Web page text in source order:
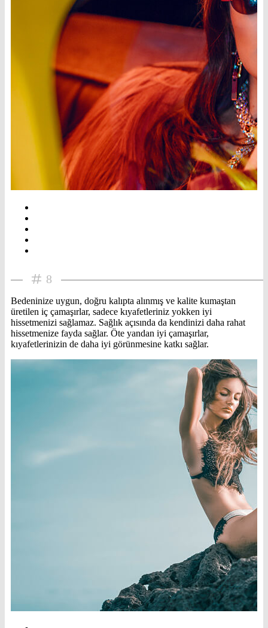
8
Bedeninize uygun, doğru kalıpta alınmış ve kalite kumaştan
üretilen iç çamaşırlar, sadece kıyafetleriniz yokken iyi
hissetmenizi sağlamaz. Sağlık açısında da kendinizi daha rahat
hissetmenize fayda sağlar. Öte yandan iyi çamaşırlar,
kıyafetlerinizin de daha iyi görünmesine katkı sağlar.